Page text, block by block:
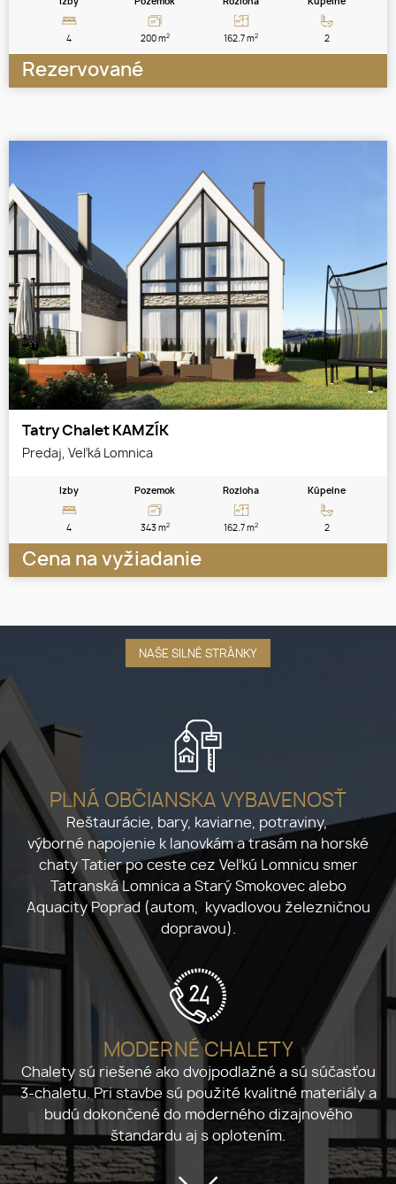
4 200 m2 162.7 m2 2
Rezervované
Tatry Chalet KAMZÍK
Predaj, Veľká Lomnica
Izby
4
Pozemok
343 m2
Rozloha
162.7 m2
Kúpelne
2
Cena na vyžiadanie
NAŠE SILNÉ STRÁNKY
PLNÁ OBČIANSKA VYBAVENOSŤ
Reštaurácie, bary, kaviarne, potraviny,
výborné napojenie k lanovkám a trasám na horské
chaty Tatier po ceste cez Veľkú Lomnicu smer
Tatranská Lomnica a Starý Smokovec alebo
Aquacity Poprad (autom, kyvadlovou železničnou
dopravou).
MODERNÉ CHALETY
Chalety sú riešené ako dvojpodlažné a sú súčasťou
3-chaletu. Pri stavbe sú použité kvalitné materiály a
budú dokončené do moderného dizajnového
štandardu aj s oplotením.